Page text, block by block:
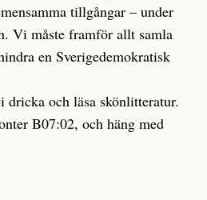
tillgångar – under
Vi måste framför allt samla
en Sverigedemokratisk
dricka och läsa skönlitteratur.
B07:02, och häng med